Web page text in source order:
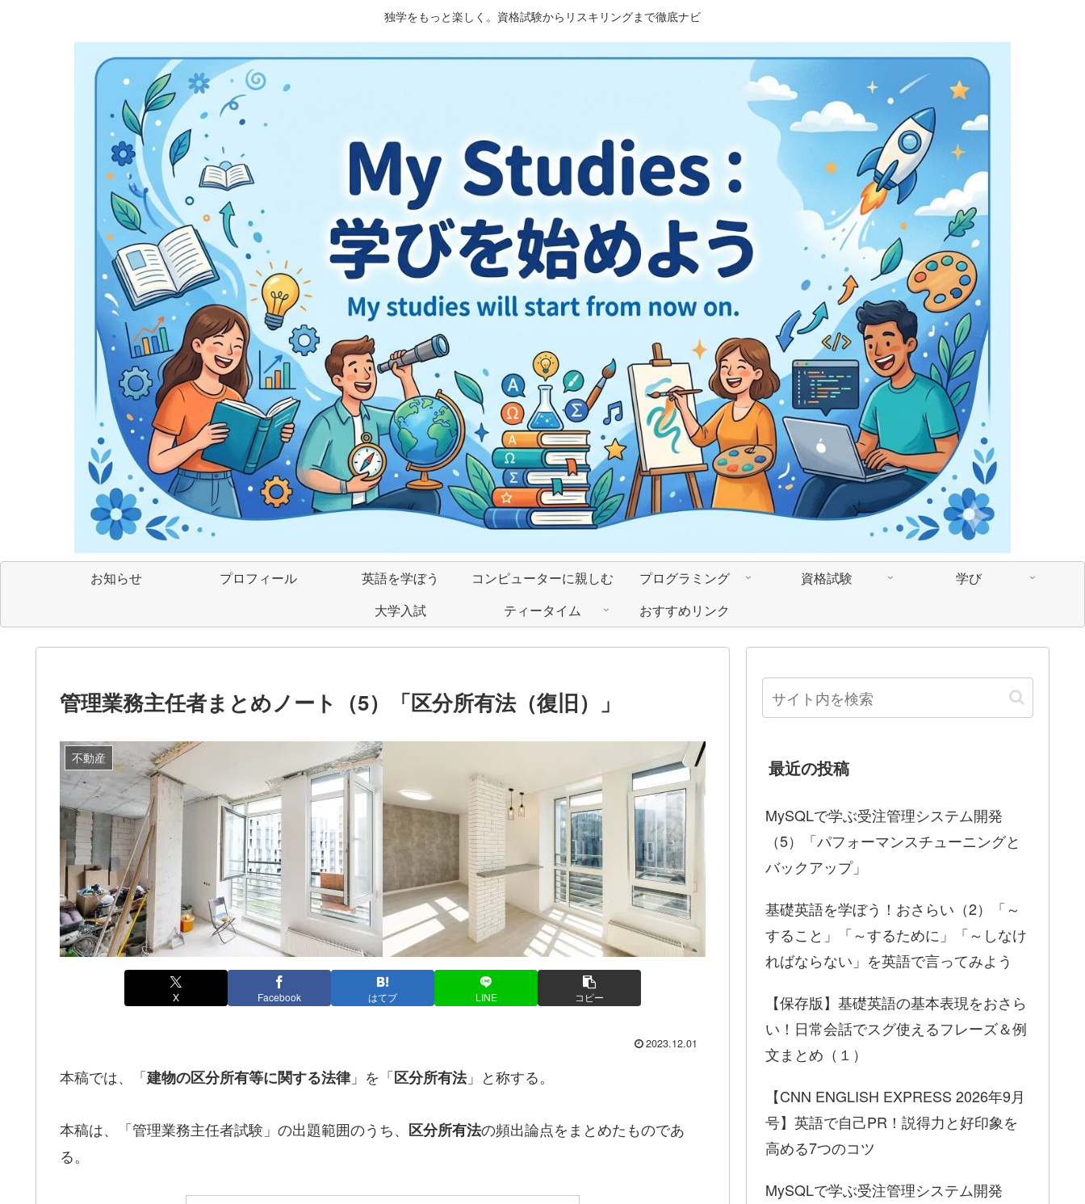
独学をもっと楽しく。資格試験からリスキリングまで徹底ナビ
お知らせ プロフィール 英語を学ぼう コンピューターに親しむ プログラミング 資格試験
学び
大学入試
ティータイム おすすめリンク
管理業務主任者まとめノート（5）「区分所有法（復旧）」
不動産
X Facebook はてブ LINE コピー
2023.12.01
本稿では、「建物の区分所有等に関する法律」を「区分所有法」と称する。
本稿は、「管理業務主任者試験」の出題範囲のうち、 区分所有法の頻出論点をまとめたものであ
る。
最近の投稿
MySQLで学ぶ受注管理システム開発
（5）「パフォーマンスチューニングと
バックアップ」
基礎英語を学ぼう！おさらい（2）「～
すること」「～するために」「～しなけ
ればならない」を英語で言ってみよう
【保存版】基礎英語の基本表現をおさら
い！日常会話でスグ使えるフレーズ＆例
文まとめ（１）
【CNN ENGLISH EXPRESS 2026年9月
号】英語で自己PR！説得力と好印象を
高める7つのコツ
MySQLで学ぶ受注管理システム開発